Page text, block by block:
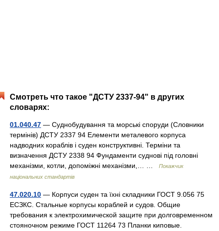
Смотреть что такое "ДСТУ 2337-94" в других
словарях:
01.040.47 — Суднобудування та морські споруди (Словники
термінів) ДСТУ 2337 94 Елементи металевого корпуса
надводних кораблів і суден конструктивні. Терміни та
визначення ДСТУ 2338 94 Фундаменти суднові під головні
механізми, котли, допоміжні механізми,… …
Покажчик
національних стандартів
47.020.10 — Корпуси суден та їхні складники ГОСТ 9.056 75
ЕСЗКС. Стальные корпусы кораблей и судов. Общие
требования к электрохимической защите при долговременном
стояночном режиме ГОСТ 11264 73 Планки киповые.